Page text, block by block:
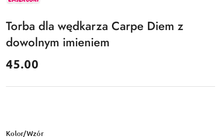
Torba dla wędkarza Carpe Diem z
dowolnym imieniem
cena:
45.00
Wariant
Kolor/Wzór